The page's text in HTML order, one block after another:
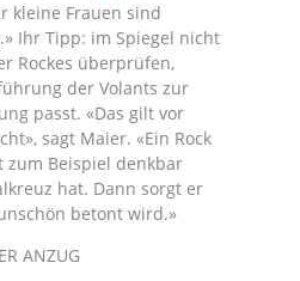
kleine Frauen sind
Ihr Tipp: im Spiegel nicht
Rockes überprüfen,
der Volants zur
passt. «Das gilt vor
sagt Maier. «Ein Rock
zum Beispiel denkbar
hat. Dann sorgt er
betont wird.»
ANZUG